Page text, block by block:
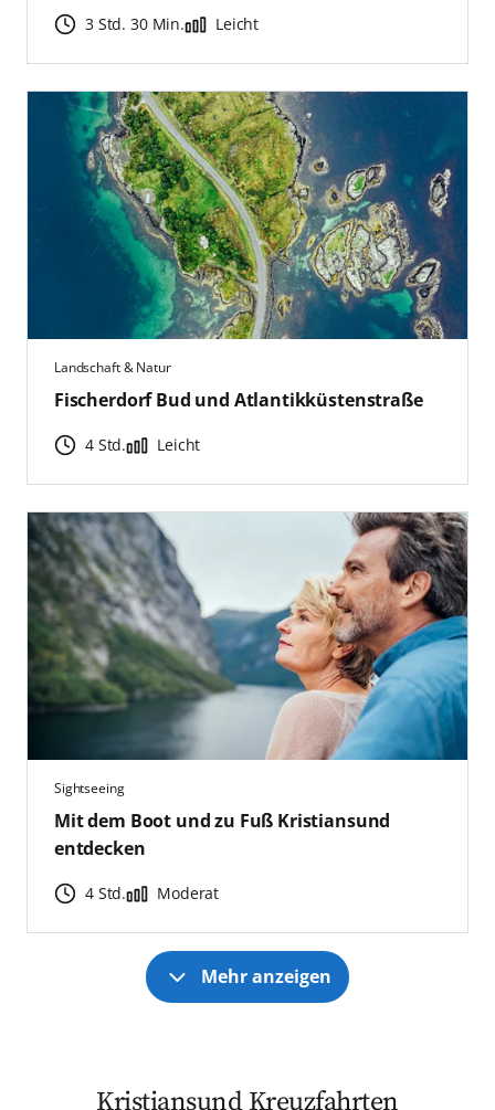
3 Std. 30 Min. Leicht
Landschaft & Natur
Fischerdorf Bud und Atlantikküstenstraße
4 Std. Leicht
Sightseeing
Mit dem Boot und zu Fuß Kristiansund
entdecken
4 Std. Moderat
Mehr anzeigen
Kristiansund Kreuzfahrten